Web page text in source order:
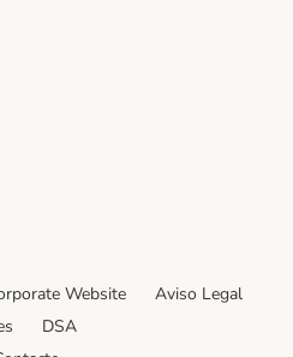
Method
Method
Shipping Method
Website
Aviso Legal
DSA